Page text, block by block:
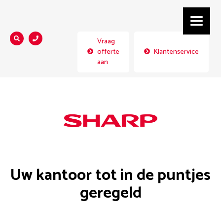
Zoeken...
Vraag
offerte
aan
Klantenservice
Uw kantoor tot in de puntjes
geregeld